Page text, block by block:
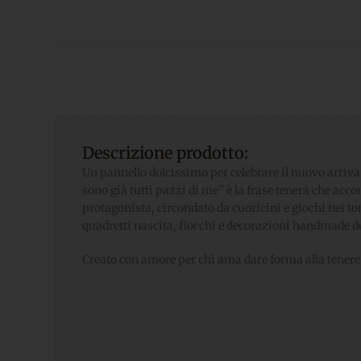
Descrizione prodotto: